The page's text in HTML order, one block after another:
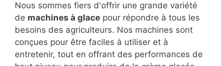
Nous sommes fiers d'offrir une grande variété
de machines à glace pour répondre à tous les
besoins des agriculteurs. Nos machines sont
conçues pour être faciles à utiliser et à
entretenir, tout en offrant des performances de